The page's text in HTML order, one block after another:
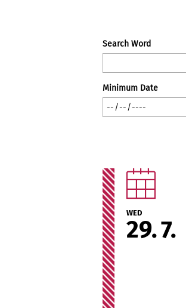
Search Word
Minimum Date
WED
29 7